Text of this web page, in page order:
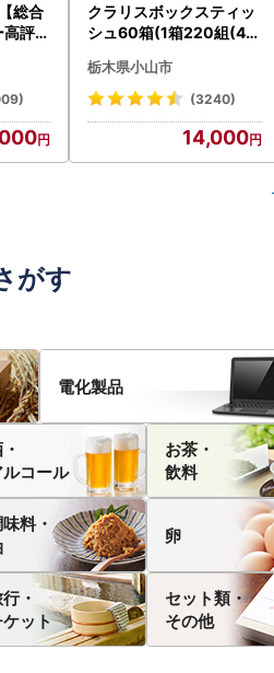
総合
評価
マス
以
クラリスボックスティッ
シュ60箱(1箱220組(44
ト)【配送不可地域：離島
・沖縄県】【1256759】
栃木県小山市
(3240)
14,000
がす
電化製品
ルコール
お茶・
飲料
料・
卵
・
ット
セット類・
その他